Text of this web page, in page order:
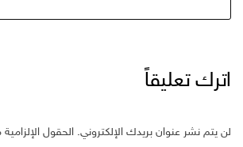
اترك تعليقاً
لن يتم نشر عنوان بريدك الإلكتروني. الحقول الإلزامية